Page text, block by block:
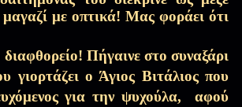
2026
Αποσπάσματα
Σαρακοστή
2026 Γέροντες, Τριώδιο-
με οπτικά! Μας φοράει ότι
Πήγαινε στο συναξάρι
ο Άγιος Βιτάλιος που
για την ψυχούλα,
αφού